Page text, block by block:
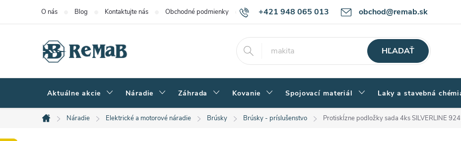
+421 948 065 013 obchod@remab.sk
O nás Blog Kontaktujte nás Obchodné podmienky Podmienky ochrany osobných údajov Ako nakupovať
HĽADAŤ
Aktuálne akcie Náradie Záhrada Kovanie Spojovací materiál Laky a stavebná
Domov
Náradie Elektrické a motorové náradie Brúsky Brúsky - príslušenstvo Protiskĺzne podložky sada 4ks SILVERLINE